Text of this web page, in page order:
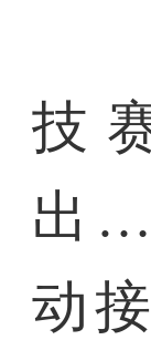
技
出
动